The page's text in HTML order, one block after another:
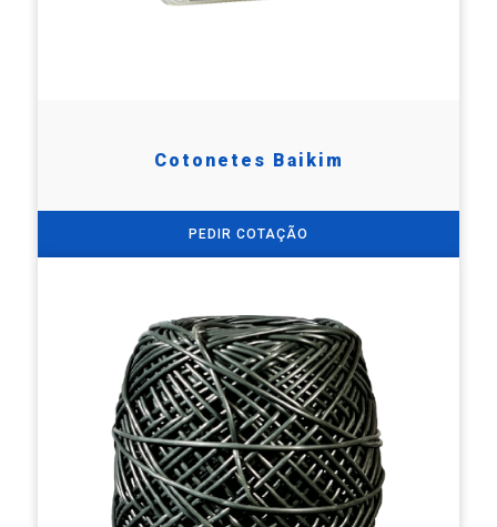
Cotonetes Baikim
PEDIR COTAÇÃO